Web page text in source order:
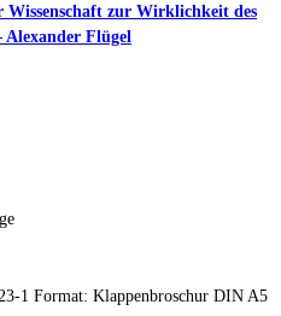
Wissenschaft zur Wirklichkeit des
Alexander Flügel
1 Format: Klappenbroschur DIN A5